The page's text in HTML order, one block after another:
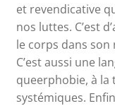
et revendicative
nos luttes. C’est
le corps dans son
C’est aussi une
queerphobie, à la
systémiques.